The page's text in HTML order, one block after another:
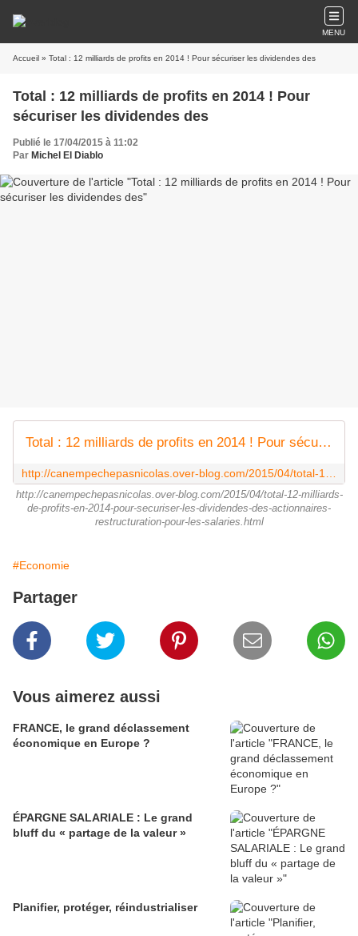
MENU
Accueil » Total : 12 milliards de profits en 2014 ! Pour sécuriser les dividendes des
Total : 12 milliards de profits en 2014 ! Pour
sécuriser les dividendes des
Publié le 17/04/2015 à 11:02
Par Michel El Diablo
Total : 12 milliards de profits en 2014 ! Pour sécuriser les dividendes des actionnaires, restructuration pour les salariés ! - Ça n'empêche pas Nicolas
http://canempechepasnicolas.over-blog.com/2015/04/total-12-milliards-
de-profits-en-2014-pour-securiser-les-dividendes-des-actionnaires-
restructuration-pour-les-salaries.html
#Economie
Partager
Vous aimerez aussi
FRANCE, le grand déclassement
économique en Europe ?
ÉPARGNE SALARIALE : Le grand
bluff du « partage de la valeur »
Planifier, protéger, réindustrialiser